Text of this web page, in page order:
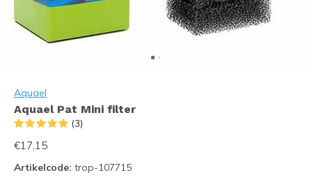
Aquael
Aquael Pat Mini filter
(3)
€17,15
Artikelcode: trop-107715